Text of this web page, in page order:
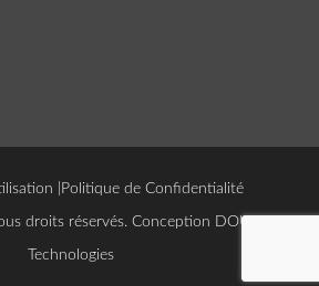
Politique de Confidentialité
droits réservés. Conception DOUCSOFT
Technologies